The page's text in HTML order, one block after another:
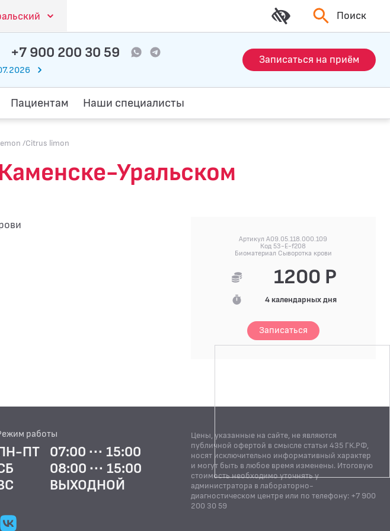
Поиск
+7 900 200 30 59 Записаться на приём
Пациентам Наши специалисты
/Citrus limon
Уральском
Артикул A09.05.118.000.109
Код 53-E-f208
Биоматериал Сыворотка крови
1200 Р
4 календарных дня
Записаться
работы
ПТ
07:00 ··· 15:00
08:00 ··· 15:00
ВЫХОДНОЙ
Цены, указанные на сайте, не являются
публичной офертой в смысле статьи 435 ГК.РФ,
носят исключительно информативный характер
и могут быть в любое время изменены. Итоговую
стоимость необходимо уточнять у
администратора в лабораторно-
диагностическом центре или по телефону: +7 900
200 30 59